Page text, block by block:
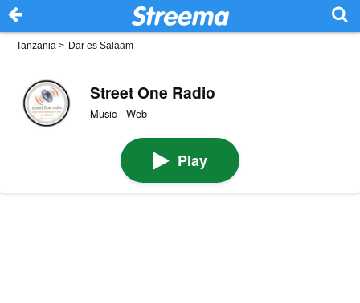
Tanzania > Dar es Salaam
Street One Radio
Music · Web
Play